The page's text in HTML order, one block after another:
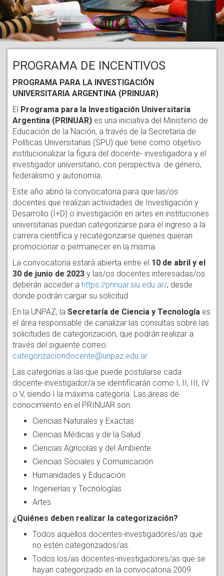
PROGRAMA DE INCENTIVOS
PROGRAMA PARA LA INVESTIGACIÓN
UNIVERSITARIA ARGENTINA (PRINUAR)
El Programa para la Investigación Universitaria
Argentina (PRINUAR) es una iniciativa del Ministerio de
Educación de la Nación, a través de la Secretaría de
Políticas Universitarias (SPU) que tiene como objetivo
institucionalizar la figura del docente- investigadora y el
investigador universitario, con perspectiva de género,
federalismo y autonomía.
Este año abrió la convocatoria para que las/os
docentes que realizan actividades de Investigación y
Desarrollo (I+D) o investigación en artes en instituciones
universitarias puedan categorizarse para el ingreso a la
carrera científica y recategorizarse quienes quieran
promocionar o permanecer en la misma.
La convocatoria estará abierta entre el 10 de abril y el
30 de junio de 2023 y las/os docentes interesadas/os
deberán acceder a https://prinuar.siu.edu.ar/, desde
donde podrán cargar su solicitud.
En la UNPAZ, la Secretaría de Ciencia y Tecnología es
el área responsable de canalizar las consultas sobre las
solicitudes de categorización, que podrán realizar a
través del siguiente correo:
categorizaciondocente@unpaz.edu.ar
Las categorías a las que puede postularse cada
docente-investigador/a se identificarán como I, II, III, IV
o V, siendo I la máxima categoría. Las áreas de
conocimiento en el PRINUAR son:
Ciencias Naturales y Exactas
Ciencias Médicas y de la Salud
Ciencias Agrícolas y del Ambiente
Ciencias Sociales y Comunicación
Humanidades y Educación
Ingenierías y Tecnologías
Artes
¿Quiénes deben realizar la categorización?
Todos aquellos docentes-investigadores/as que
no estén categorizados/as.
Todos los/as docentes-investigadores/as que se
hayan categorizado en la convocatoria 2009.